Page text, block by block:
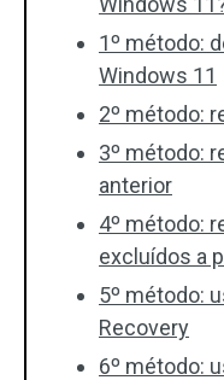
1º método:
Windows 11
2º método:
3º método:
anterior
4º método:
excluídos a
5º método:
Recovery
6º método: